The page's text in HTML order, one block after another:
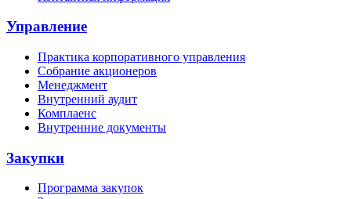
Управление
Практика корпоративного управления
Собрание акционеров
Менеджмент
Внутренний аудит
Комплаенс
Внутренние документы
Закупки
Программа закупок